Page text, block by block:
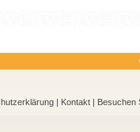
| Kontakt|